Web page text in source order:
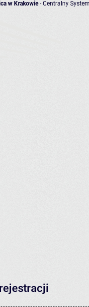
w Krakowie- Centralny